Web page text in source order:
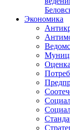
Экономика